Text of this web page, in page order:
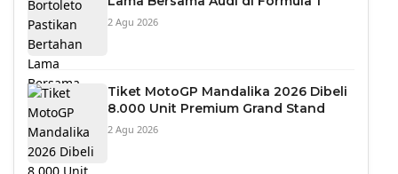
2 Agu 2026
Tiket MotoGP Mandalika 2026 Dibeli
8.000 Unit Premium Grand Stand
2 Agu 2026